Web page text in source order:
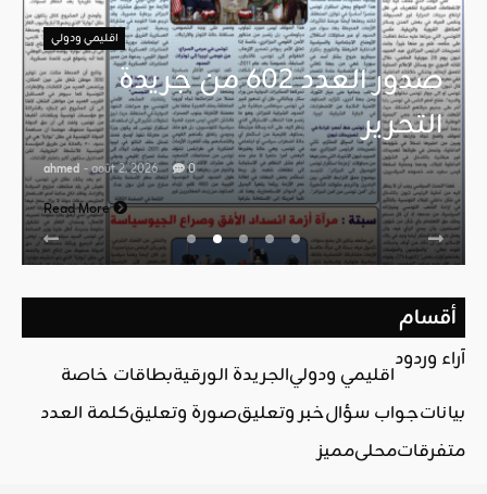
اقليمي ودولي
صدور العدد 602 من جريدة
التحرير
ahmed - août 2, 2026 0
Read More
أقسام
آراء وردود
اقليمي ودوليالجريدة الورقيةبطاقات خاصة
بياناتجواب سؤالخبر وتعليقصورة وتعليقكلمة العدد
متفرقاتمحليمميز